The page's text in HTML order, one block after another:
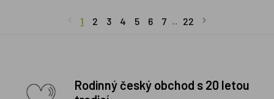
1 2 3 4 5 6 7 ... 22
Rodinný český obchod s 20 letou